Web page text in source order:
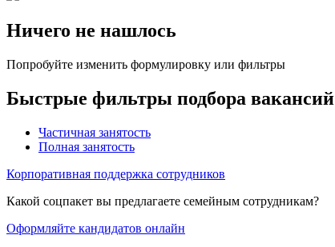
Ничего не нашлось
Попробуйте изменить формулировку или фильтры
Быстрые фильтры подбора вакансий
Частичная занятость
Полная занятость
Корпоративная поддержка сотрудников
Какой соцпакет вы предлагаете семейным сотрудникам?
Оформляйте кандидатов онлайн